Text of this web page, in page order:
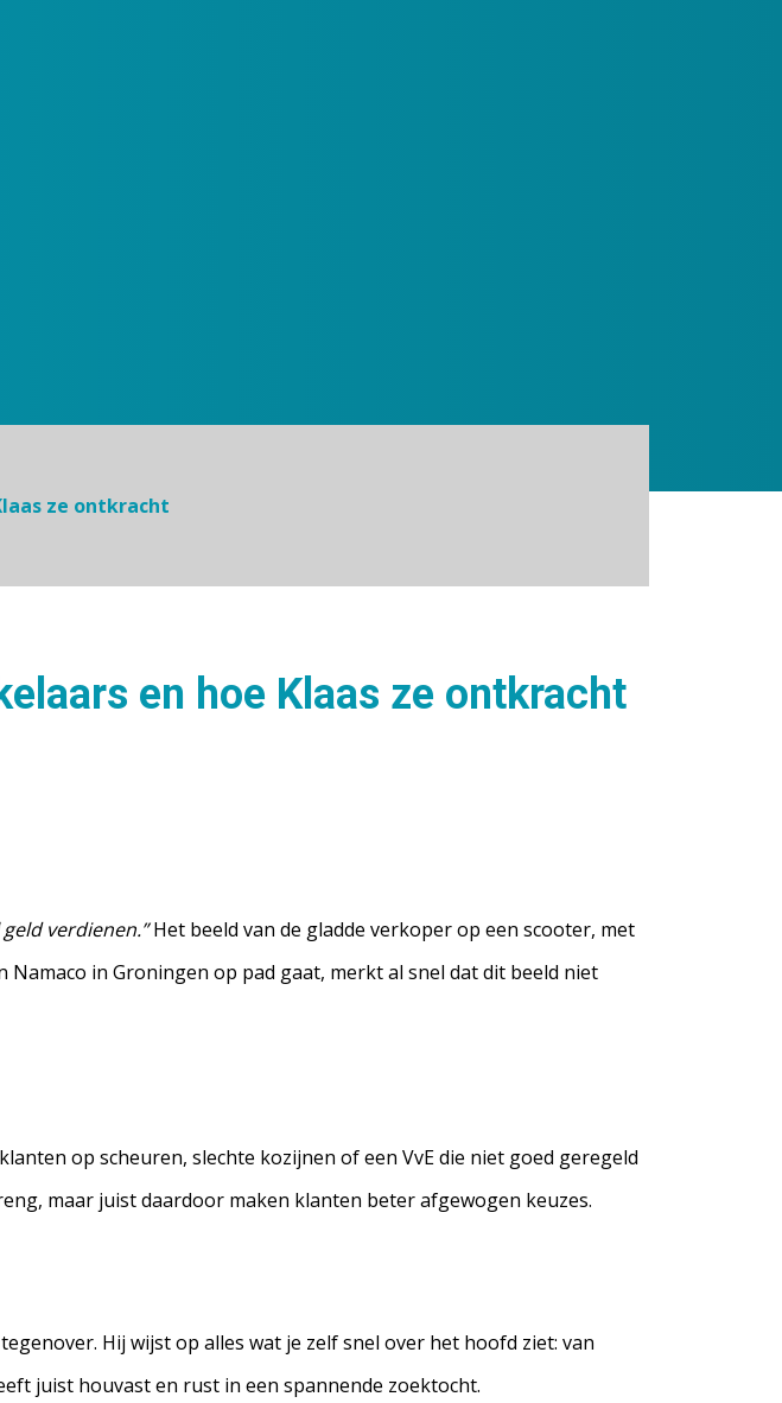
ze ontkracht
en hoe Klaas ze ontkracht
verdienen.”Het beeld van de gladde verkoper op een scooter, met
in Groningen op pad gaat, merkt al snel dat dit beeld niet
op scheuren, slechte kozijnen of een VvE die niet goed geregeld
maar juist daardoor maken klanten beter afgewogen keuzes.
Hij wijst op alles wat je zelf snel over het hoofd ziet: van
juist houvast en rust in een spannende zoektocht.